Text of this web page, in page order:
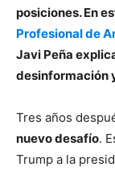
posiciones. En
Profesional de
Javi Peña
desinformación
Tres años
nuevo desafío.
Trump a la